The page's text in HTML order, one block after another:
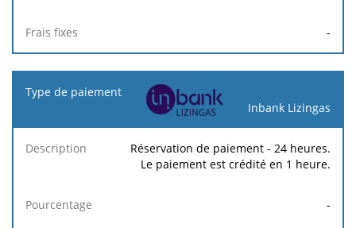
-
Inbank Lizingas
Réservation de paiement - 24 heures.
Le paiement est crédité en 1 heure.
-